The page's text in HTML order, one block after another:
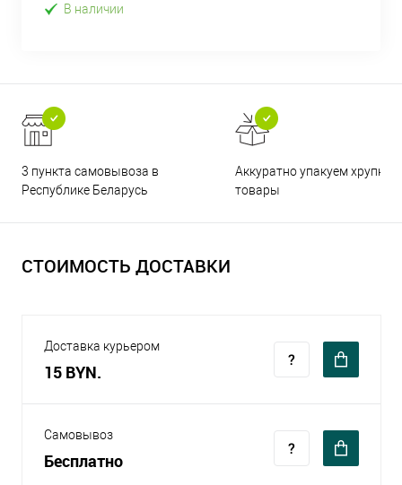
В наличии
3 пункта самовывоза в
Республике Беларусь
Аккуратно упакуем хрупкие
товары
СТОИМОСТЬ ДОСТАВКИ
Доставка курьером
15 BYN.
Самовывоз
Бесплатно